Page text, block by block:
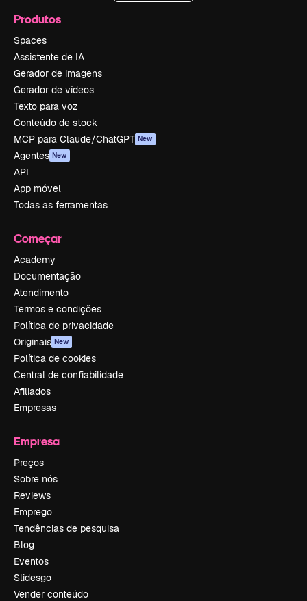
Produtos
Spaces
Assistente de IA
Gerador de imagens
Gerador de vídeos
Texto para voz
Conteúdo de stock
MCP para Claude/ChatGPT New
Agentes New
API
App móvel
Todas as ferramentas
Começar
Academy
Documentação
Atendimento
Termos e condições
Política de privacidade
Originais New
Política de cookies
Central de confiabilidade
Afiliados
Empresas
Empresa
Preços
Sobre nós
Reviews
Emprego
Tendências de pesquisa
Blog
Eventos
Slidesgo
Vender conteúdo